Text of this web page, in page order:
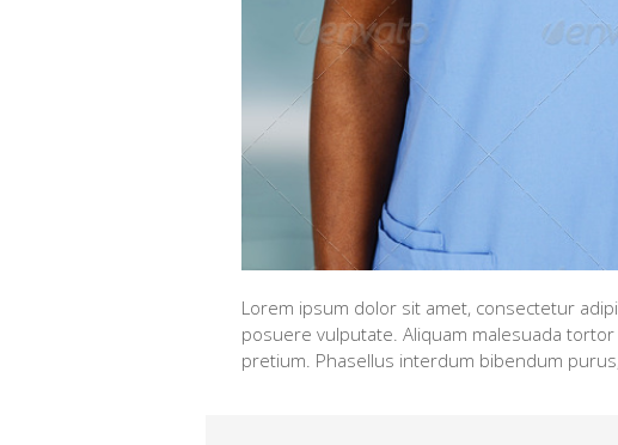
Lorem ipsum dolor sit amet, consectetur
posuere vulputate. Aliquam malesuada
pretium. Phasellus interdum bibendum